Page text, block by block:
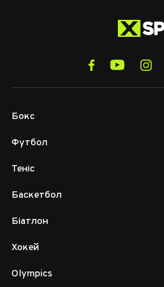
Бокс
Футбол
Теніс
Баскетбол
Біатлон
Хокей
Olympics